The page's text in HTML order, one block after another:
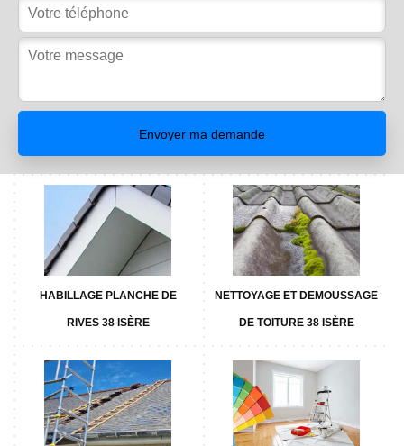
HABILLAGE PLANCHE DE
RIVES 38 ISÈRE
NETTOYAGE ET DEMOUSSAGE
DE TOITURE 38 ISÈRE